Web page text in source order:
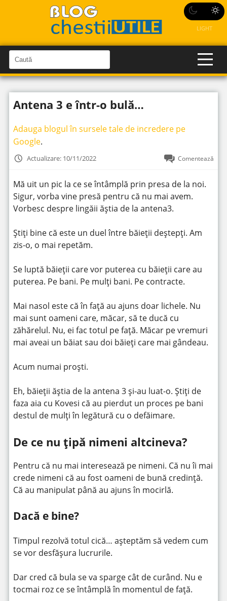
LIGHT
a
u
t
n
C
a
u
î
n
t
Antena 3 e într-o bulă…
Adauga blogul în sursele tale de incredere pe
Google.
Actualizare: 10/11/2022 Comentează
Mă uit un pic la ce se întâmplă prin presa de la noi.
Sigur, vorba vine presă pentru că nu mai avem.
Vorbesc despre lingăii ăștia de la antena3.
Știți bine că este un duel între băieții deștepți. Am
zis-o, o mai repetăm.
Se luptă băieții care vor puterea cu băieții care au
puterea. Pe bani. Pe mulți bani. Pe contracte.
Mai nasol este că în față au ajuns doar lichele. Nu
mai sunt oameni care, măcar, să te ducă cu
zăhărelul. Nu, ei fac totul pe față. Măcar pe vremuri
mai aveai un băiat sau doi băieți care mai gândeau.
Acum numai proști.
Eh, băieții ăștia de la antena 3 și-au luat-o. Știți de
faza aia cu Kovesi că au pierdut un proces pe bani
destul de mulți în legătură cu o defăimare.
De ce nu țipă nimeni altcineva?
Pentru că nu mai interesează pe nimeni. Că nu îi mai
crede nimeni că au fost oameni de bună credință.
Că au manipulat până au ajuns în mocirlă.
Dacă e bine?
Timpul rezolvă totul cică… așteptăm să vedem cum
se vor desfășura lucrurile.
Dar cred că bula se va sparge cât de curând. Nu e
tocmai roz ce se întâmplă în momentul de față.